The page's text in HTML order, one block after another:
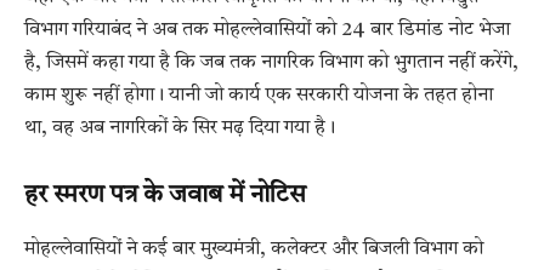
विभाग गरियाबंद ने अब तक मोहल्लेवासियों को 24 बार डिमांड नोट भेजा
है, जिसमें कहा गया है कि जब तक नागरिक विभाग को भुगतान नहीं करेंगे,
काम शुरू नहीं होगा। यानी जो कार्य एक सरकारी योजना के तहत होना
था, वह अब नागरिकों के सिर मढ़ दिया गया है।
हर स्मरण पत्र के जवाब में नोटिस
मोहल्लेवासियों ने कई बार मुख्यमंत्री, कलेक्टर और बिजली विभाग को